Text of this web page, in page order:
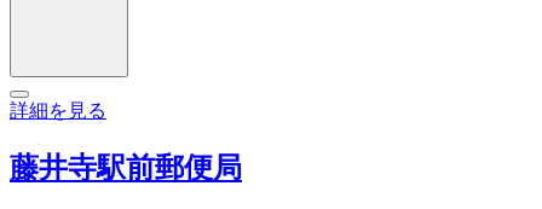
詳細を見る
藤井寺駅前郵便局